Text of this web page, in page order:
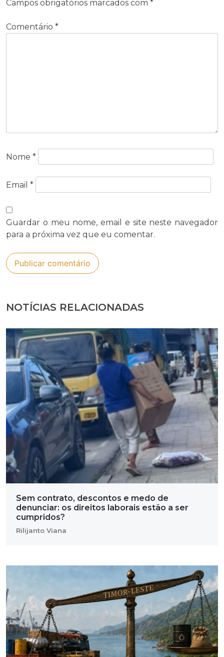
Campos obrigatórios marcados com *
Comentário *
Nome *
Email *
Guardar o meu nome, email e site neste navegador
para a próxima vez que eu comentar.
NOTÍCIAS RELACIONADAS
Sem contrato, descontos e medo de
denunciar: os direitos laborais estão a ser
cumpridos?
Rilijanto Viana